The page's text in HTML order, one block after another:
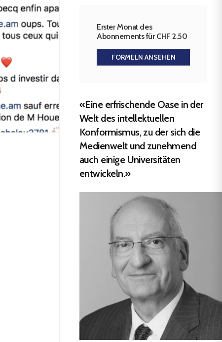
Erster Monat des
Abonnements für CHF 2.50
FORMELN ANSEHEN
«Eine erfrischende Oase in der
Welt des intellektuellen
Konformismus, zu der sich die
Medienwelt und zunehmend
auch einige Universitäten
entwickeln.»